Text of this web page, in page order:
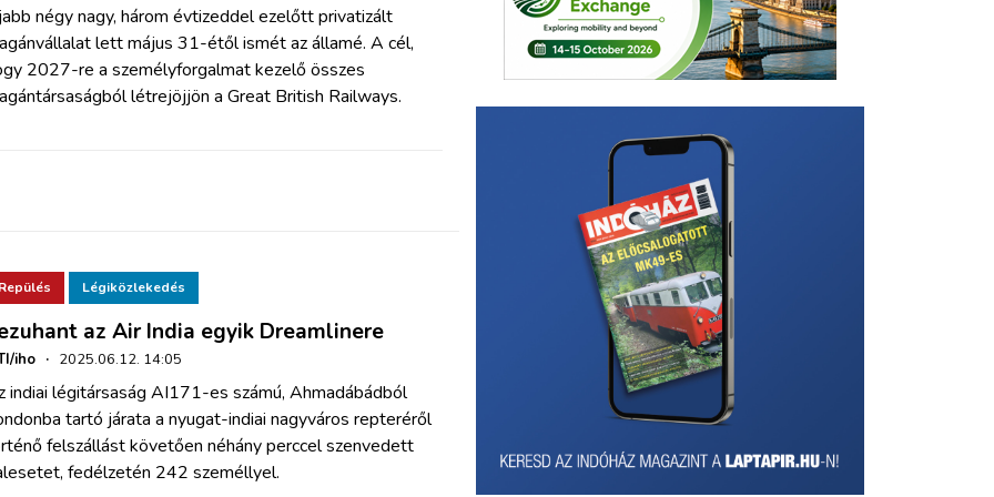
négy nagy, három évtizeddel ezelőtt privatizált
lett május 31-étől ismét az államé. A cél,
2027-re a személyforgalmat kezelő összes
létrejöjjön a Great British Railways.
Légiközlekedés
az Air India egyik Dreamlinere
iho · 2025.06.12. 14:05
indiai légitársaság AI171-es számú, Ahmadábádból
tartó járata a nyugat-indiai nagyváros repteréről
felszállást követően néhány perccel szenvedett
fedélzetén 242 személlyel.